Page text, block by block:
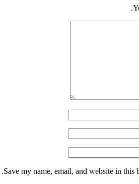
Save my name, email, and website in this